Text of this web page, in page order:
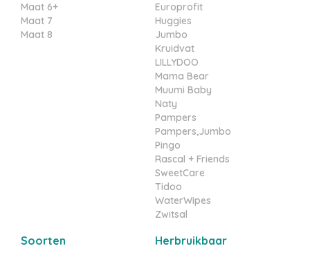
Maat 6+
Maat 7
Maat 8
Europrofit
Huggies
Jumbo
Kruidvat
LILLYDOO
Mama Bear
Muumi Baby
Naty
Pampers
Pampers,Jumbo
Pingo
Rascal + Friends
SweetCare
Tidoo
WaterWipes
Zwitsal
Soorten Herbruikbaar